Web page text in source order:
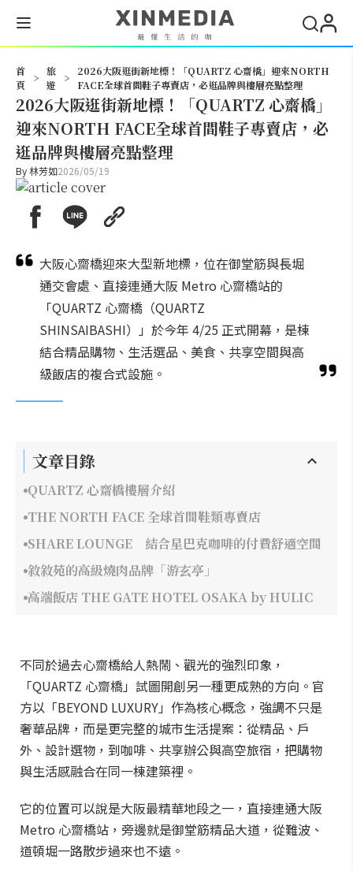
首
頁
>
旅
遊
>
2026大阪逛街新地標！「QUARTZ 心齋橋」迎來NORTH
FACE全球首間鞋子專賣店，必逛品牌與樓層亮點整理
2026大阪逛街新地標！「QUARTZ 心齋橋」
迎來NORTH FACE全球首間鞋子專賣店，必
逛品牌與樓層亮點整理
By林芳如2026/05/19
大阪心齋橋迎來大型新地標，位在御堂筋與長堀
通交會處、直接連通大阪 Metro 心齋橋站的
「QUARTZ 心齋橋（QUARTZ
SHINSAIBASHI）」於今年 4/25 正式開幕，是棟
結合精品購物、生活選品、美食、共享空間與高
級飯店的複合式設施。
文章目錄
QUARTZ 心齋橋樓層介紹
THE NORTH FACE 全球首間鞋類專賣店
SHARE LOUNGE 結合星巴克咖啡的付費舒適空間
敘敘苑的高級燒肉品牌「游玄亭」
高端飯店 THE GATE HOTEL OSAKA by HULIC
不同於過去心齋橋給人熱鬧、觀光的強烈印象，
「QUARTZ 心齋橋」試圖開創另一種更成熟的方向。官
方以「BEYOND LUXURY」作為核心概念，強調不只是
奢華品牌，而是更完整的城市生活提案：從精品、戶
外、設計選物，到咖啡、共享辦公與高空旅宿，把購物
與生活感融合在同一棟建築裡。
它的位置可以說是大阪最精華地段之一，直接連通大阪
Metro 心齋橋站，旁邊就是御堂筋精品大道，從難波、
道頓堀一路散步過來也不遠。